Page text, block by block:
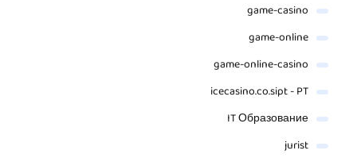
game-casino
game-online
game-online-casino
icecasino.co.sipt - PT
IT Образование
jurist